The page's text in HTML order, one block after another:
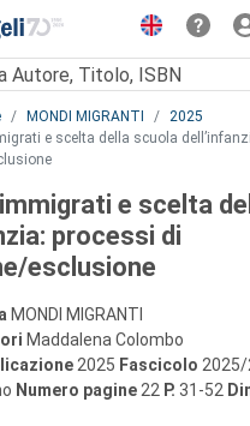
MONDI MIGRANTI
2025
e scelta della scuola
e scelta
processi di
esclusione
MONDI MIGRANTI
Maddalena Colombo
2025 Fascicolo 2025/
Numero pagine 22 P. 31-52